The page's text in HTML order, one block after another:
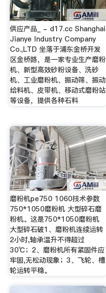
供应产品_ - d17.cc Shanghai
Jianye Industry Company
Co.,LTD 坐落于浦东金桥开发
区金桥路，是一家专业生产磨粉
机、新型高效砂粉设备、洗砂
机、工业磨粉机、振动筛、振动
给料机、皮带机、移动式磨粉站
等设备，提供各种石料
磨粉机pe750 1060技术参数
750*1050磨粉机 大型碎石磨
粉机。这是750*1050磨粉机
大型碎石破1、磨粉机连续运转
2小时,轴承温升不得超过
30℃；2、磨粉机所有紧固件应
牢固,无松动现象；3、飞轮、槽
轮运转平稳。